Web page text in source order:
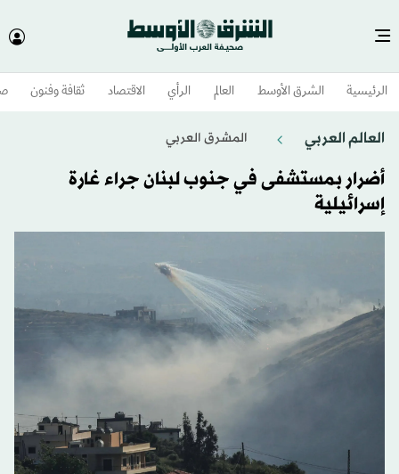
الرئيسية الشرق الأوسط​ العالم الرأي الاقتصاد ثقافة وفنون
العالم العربي المشرق العربي
أضرار بمستشفى في جنوب لبنان جراء غارة
إسرائيلية